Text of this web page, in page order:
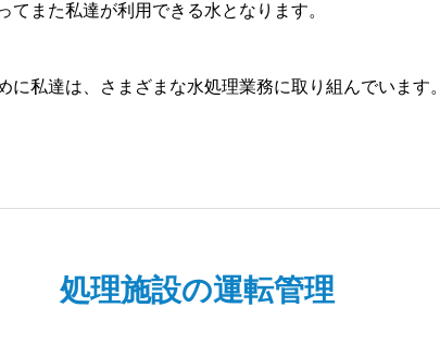
てまた私達が利用できる水となります。
に私達は、さまざまな水処理業務に取り組んでいます
処理施設の運転管理